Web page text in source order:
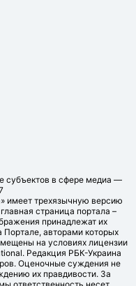
субъектов в сфере медиа —
имеет трехязычную версию
страница портала –
принадлежат их
Портале, авторами которых
на условиях лицензии
Редакция РБК-Украина
Оценочные суждения не
их правдивости. За